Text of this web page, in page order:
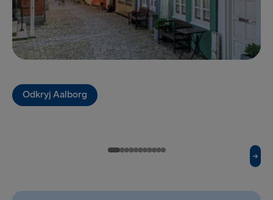
Lipawa → Travemünde
Frederikshavn → Göteborg
DO WIELKIEJ BRYTANII I IRLANDII
Odkryj Aalborg